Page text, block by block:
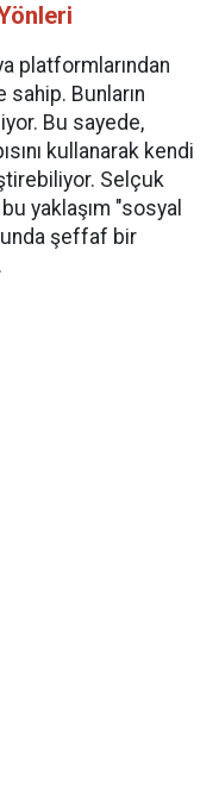
platformlarından
sahip. Bunların
Bu sayede,
kullanarak kendi
Selçuk
yaklaşım "sosyal
şeffaf bir